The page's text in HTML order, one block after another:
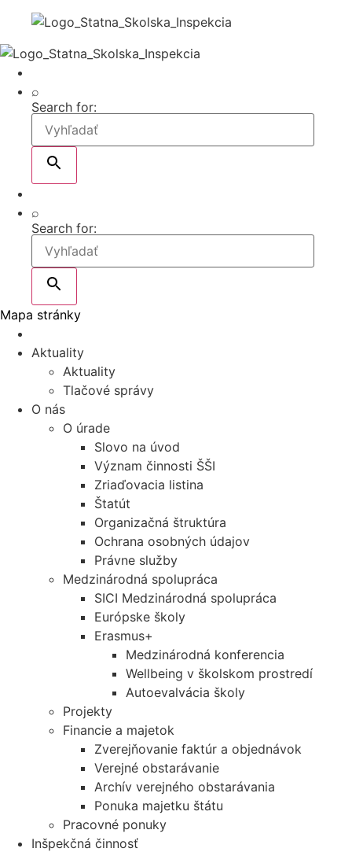
⌕
Search for:
⌕
Search for:
Mapa stránky
Aktuality
Aktuality
Tlačové správy
O nás
O úrade
Slovo na úvod
Význam činnosti ŠŠI
Zriaďovacia listina
Štatút
Organizačná štruktúra
Ochrana osobných údajov
Právne služby
Medzinárodná spolupráca
SICI Medzinárodná spolupráca
Európske školy
Erasmus+
Medzinárodná konferencia
Wellbeing v školskom prostredí
Autoevalvácia školy
Projekty
Financie a majetok
Zverejňovanie faktúr a objednávok
Verejné obstarávanie
Archív verejného obstarávania
Ponuka majetku štátu
Pracovné ponuky
Inšpekčná činnosť